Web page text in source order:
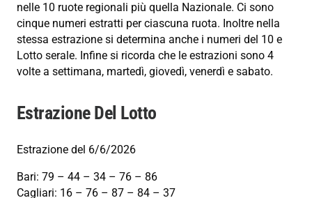
nelle 10 ruote regionali più quella Nazionale. Ci sono
cinque numeri estratti per ciascuna ruota. Inoltre nella
stessa estrazione si determina anche i numeri del 10 e
Lotto serale. Infine si ricorda che le estrazioni sono 4
volte a settimana, martedì, giovedì, venerdì e sabato.
Estrazione Del Lotto
Estrazione del 6/6/2026
Bari: 79 – 44 – 34 – 76 – 86
Cagliari: 16 – 76 – 87 – 84 – 37